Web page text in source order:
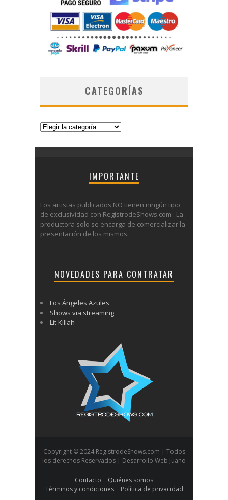
CATEGORÍAS
Categorías
IMPORTANTE
Los artistas publicados NO tienen ningún tipo
de exclusividad con RegistrodeShows.com . La
productora solo se encarga de comercializar la
presentación de los mismos.
NOVEDADES PARA CONTRATAR
Los Ángeles Azules
Shows via streaming
Lit Killah
Copyright © 2024 RegistrodeShows.com | Todos
los derechos Reservados | Desarrollo Web Juano
Contacto
Quiénes somos
Términos y condiciones
Política de privacidad